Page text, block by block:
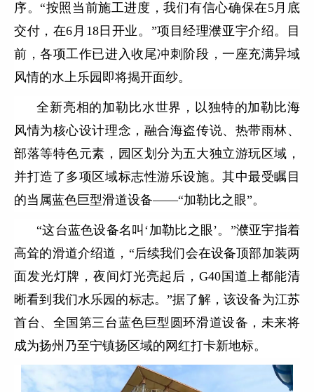
序。“按照当前施工进度，我们有信心确保在5月底
交付，在6月18日开业。”项目经理濮亚宇介绍。目
前，各项工作已进入收尾冲刺阶段，一座充满异域
风情的水上乐园即将揭开面纱。
全新亮相的加勒比水世界，以独特的加勒比海
风情为核心设计理念，融合海盗传说、热带雨林、
部落等特色元素，园区划分为五大独立游玩区域，
并打造了多项区域标志性游乐设施。其中最受瞩目
的当属蓝色巨型滑道设备——“加勒比之眼”。
“这台蓝色设备名叫‘加勒比之眼’。”濮亚宇指着
高耸的滑道介绍道，“后续我们会在设备顶部加装两
面发光灯牌，夜间灯光亮起后，G40国道上都能清
晰看到我们水乐园的标志。”据了解，该设备为江苏
首台、全国第三台蓝色巨型圆环滑道设备，未来将
成为扬州乃至宁镇扬区域的网红打卡新地标。